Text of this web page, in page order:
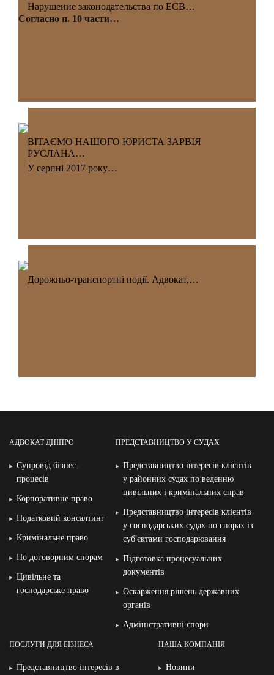
Нарушение законодательства по ЕСВ…
Согласно п. 10 части…
ВІТАЄМО НАШОГО ЮРИСТА ЗАРВІЯ
РУСЛАНА…
У серпні 2017 року…
Дорожньо-транспортні події. Адвокат,…
АДВОКАТ ДНІПРО
Супровід бізнес-
процесів
Корпоративне право
Податковий консалтинг
Кримінальне право
По договорним спорам
Цивільне та
господарське право
ПРЕДСТАВНИЦТВО У СУДАХ
Представництво інтересів клієнтів
у районних судах по веденню
цивільних і кримінальних справ
Представництво інтересів клієнтів
у господарських судах по спорах із
суб′єктами господарювання
Підготовка процесуальних
документів
Оскарження рішень державних
органів
Адміністративні спори
ПОСЛУГИ ДЛЯ БІЗНЕСА
Представництво інтересів в
НАША КОМПАНІЯ
Новини